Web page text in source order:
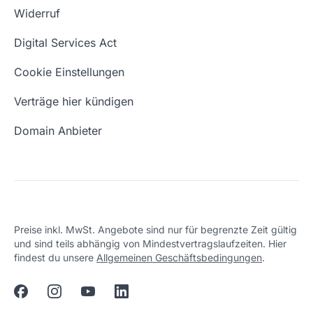
Whois Domain
Widerruf
Digital Services Act
Cookie Einstellungen
Verträge hier kündigen
Domain Anbieter
Preise inkl. MwSt. Angebote sind nur für begrenzte Zeit gültig
und sind teils abhängig von Mindestvertragslaufzeiten. Hier
findest du unsere Allgemeinen Geschäftsbedingungen.